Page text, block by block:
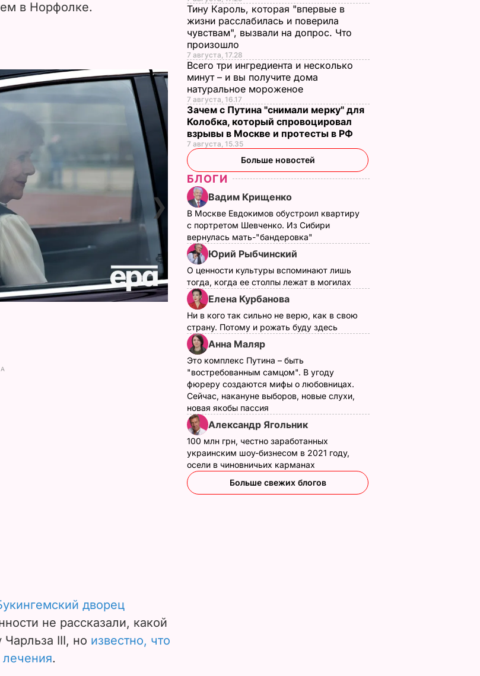
в Норфолке.
❯
дворец
не рассказали, какой
Чарльза III, но известно, что
.
Тину Кароль, которая "впервые в
жизни расслабилась и поверила
чувствам", вызвали на допрос. Что
произошло
7 августа, 17.28
Всего три ингредиента и несколько
минут – и вы получите дома
натуральное мороженое
7 августа, 16.17
Зачем с Путина "снимали мерку" для
Колобка, который спровоцировал
взрывы в Москве и протесты в РФ
7 августа, 15.35
Больше новостей
БЛОГИ
Вадим Крищенко
В Москве Евдокимов обустроил квартиру
с портретом Шевченко. Из Сибири
вернулась мать-"бандеровка"
Юрий Рыбчинский
О ценности культуры вспоминают лишь
тогда, когда ее столпы лежат в могилах
Елена Курбанова
Ни в кого так сильно не верю, как в свою
страну. Потому и рожать буду здесь
Анна Маляр
Это комплекс Путина – быть
"востребованным самцом". В угоду
фюреру создаются мифы о любовницах.
Сейчас, накануне выборов, новые слухи,
новая якобы пассия
Александр Ягольник
100 млн грн, честно заработанных
украинским шоу-бизнесом в 2021 году,
осели в чиновничьих карманах
Больше свежих блогов